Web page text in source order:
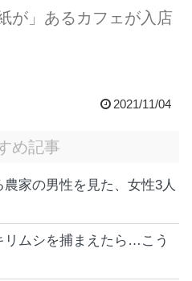
が」あるカフェが入店
2021/11/04
め記事
家の男性を見た、女性3人
リムシを捕まえたら…こう